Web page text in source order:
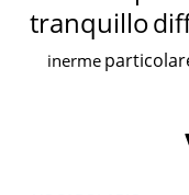
tranquillo
inerme